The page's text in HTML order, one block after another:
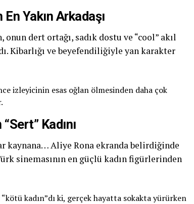
Yakın Arkadaşı
dert ortağı, sadık dostu ve “cool” akıl
Kibarlığı ve beyefendiliğiyle yan karakter
izleyicinin esas oğlan ölmesinden daha çok
Kadını
kaynana… Aliye Rona ekranda belirdiğinde
sinemasının en güçlü kadın figürlerinden
kadın”dı ki, gerçek hayatta sokakta yürürken